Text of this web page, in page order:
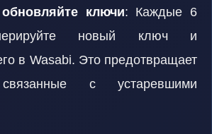
ключи: Каждые 6
новый ключ и
в Wasabi. Это предотвращает
связанные с устаревшими